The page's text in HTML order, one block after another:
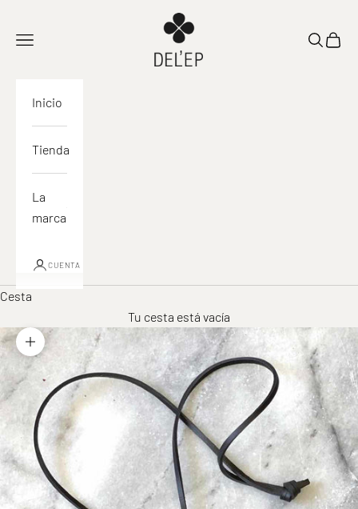
Abrir navegación
Abrir la
Ver
Inicio
Tienda
La
marca
CUENTA
Cesta
Tu cesta está vacía
Acercar la imagen